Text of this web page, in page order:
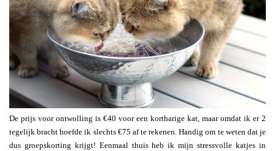
De prijs voor ontwolling is €40 voor een kortharige kat, maar omdat ik er 2
tegelijk bracht hoefde ik slechts €75 af te rekenen. Handig om te weten dat je
dus groepskorting krijgt! Eenmaal thuis heb ik mijn stressvolle katjes in